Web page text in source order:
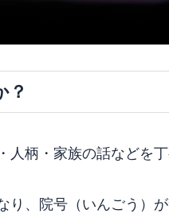
？
人柄・家族の話などを
り、院号（いんごう）